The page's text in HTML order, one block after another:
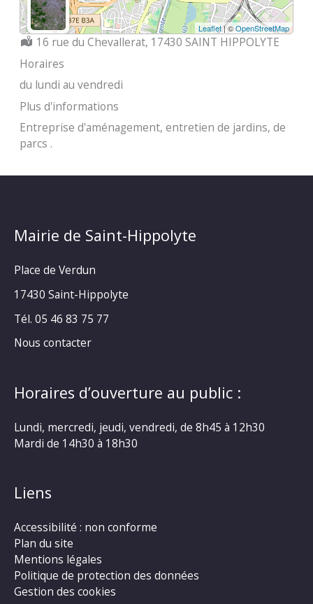
Leaflet| ©OpenStreetMap
Localisation :
16 rue du Chevallerat, 17430 SAINT HIPPOLYTE
Horaires
du lundi au vendredi
Plus d'informations
Entreprise d'aménagement, entretien de jardins, de
parcs .
Mairie de Saint-Hippolyte
Place de Verdun
17430 Saint-Hippolyte
Tél. 05 46 83 75 77
Nous contacter
Horaires d’ouverture au public :
Lundi, mercredi, jeudi, vendredi, de 8h45 à 12h30
Mardi de 14h30 à 18h30
Liens
Accessibilité : non conforme
Plan du site
Mentions légales
Politique de protection des données
Gestion des cookies